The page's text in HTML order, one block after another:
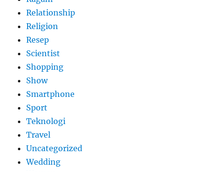
Relationship
Religion
Resep
Scientist
Shopping
Show
Smartphone
Sport
Teknologi
Travel
Uncategorized
Wedding